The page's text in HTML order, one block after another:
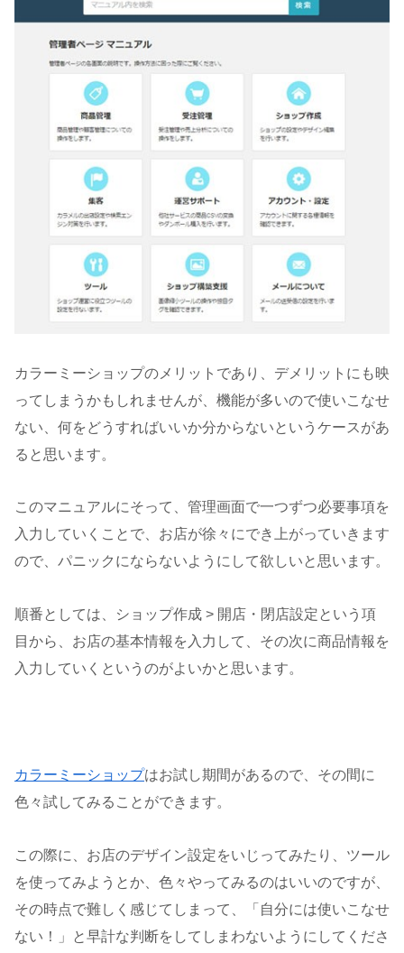
カラーミーショップのメリットであり、デメリットにも映
ってしまうかもしれませんが、機能が多いので使いこなせ
ない、何をどうすればいいか分からないというケースがあ
ると思います。
このマニュアルにそって、管理画面で一つずつ必要事項を
入力していくことで、お店が徐々にでき上がっていきます
ので、パニックにならないようにして欲しいと思います。
順番としては、ショップ作成 > 開店・閉店設定という項
目から、お店の基本情報を入力して、その次に商品情報を
入力していくというのがよいかと思います。
カラーミーショップはお試し期間があるので、その間に
色々試してみることができます。
この際に、お店のデザイン設定をいじってみたり、ツール
を使ってみようとか、色々やってみるのはいいのですが、
その時点で難しく感じてしまって、「自分には使いこなせ
ない！」と早計な判断をしてしまわないようにしてくださ